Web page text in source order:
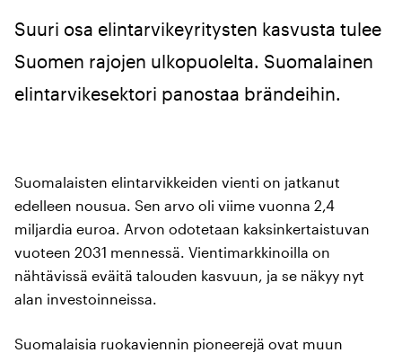
Suuri osa elintarvikeyritysten kasvusta tulee
Suomen rajojen ulkopuolelta. Suomalainen
elintarvikesektori panostaa brändeihin.
Suomalaisten elintarvikkeiden vienti on jatkanut
edelleen nousua. Sen arvo oli viime vuonna 2,4
miljardia euroa. Arvon odotetaan kaksinkertaistuvan
vuoteen 2031 mennessä. Vientimarkkinoilla on
nähtävissä eväitä talouden kasvuun, ja se näkyy nyt
alan investoinneissa.
Suomalaisia ruokaviennin pioneerejä ovat muun